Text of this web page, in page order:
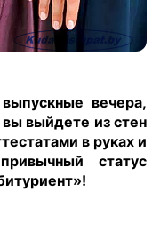
вечера,
выйдете из стен
в руках и
статус